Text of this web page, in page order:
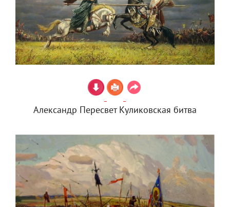
Александр Пересвет Куликовская битва